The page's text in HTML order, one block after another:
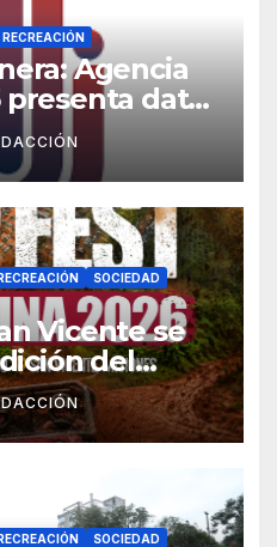
RECREACIÓN
Agencia
datos
de la
con toda
especiales
SOCIEDAD
Vicente se
del
–
SOCIEDAD